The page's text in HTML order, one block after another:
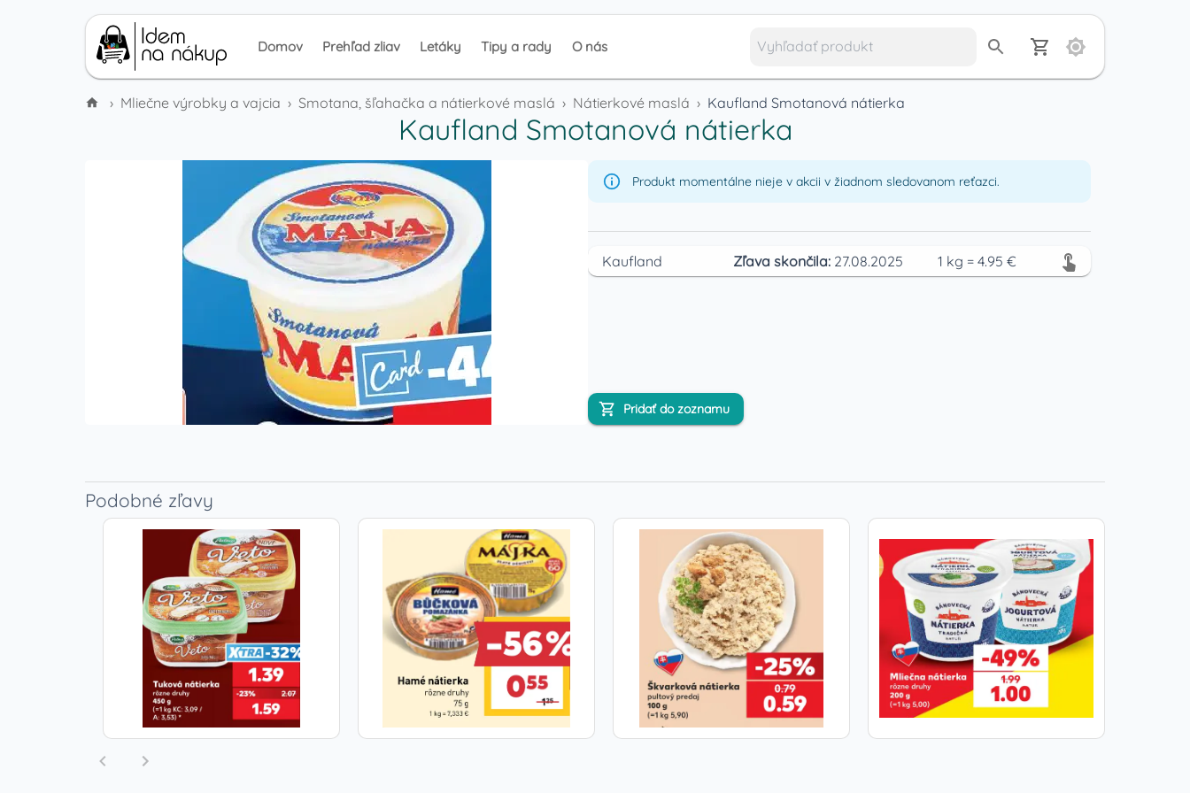
Domov Prehľad zliav Letáky Tipy a rady O nás
› Mliečne výrobky a vajcia › Smotana, šľahačka a nátierkové maslá › Nátierkové maslá › Kaufland Smotanová nátierka
Kaufland Smotanová nátierka
Produkt momentálne nieje v akcii v žiadnom sledovanom reťazci.
Kaufland Zľava skončila: 27.08.2025 1 kg = 4.95 €
Pridať do zoznamu
Podobné zľavy